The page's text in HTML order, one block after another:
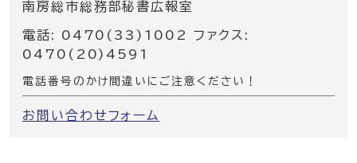
南房総市総務部秘書広報室
電話: 0470(33)1002 ファクス:
0470(20)4591
電話番号のかけ間違いにご注意ください！
お問い合わせフォーム